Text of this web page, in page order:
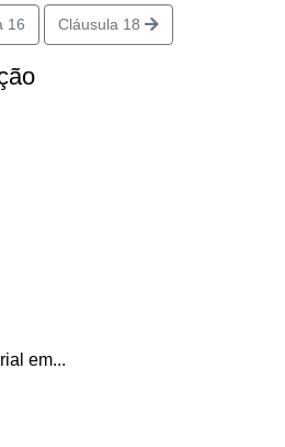
16 Cláusula 18
em...